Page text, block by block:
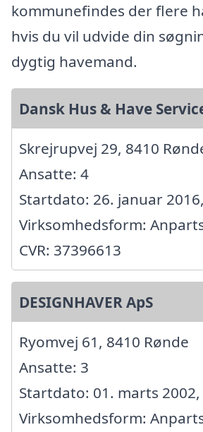
kommunefindes der flere
hvis du vil udvide din
dygtig havemand.
Dansk Hus & Have
Skrejrupvej 29, 8410
Ansatte: 4
Startdato: 26. januar 2016,
Virksomhedsform:
CVR: 37396613
DESIGNHAVER ApS
Ryomvej 61, 8410 Rønde
Ansatte: 3
Startdato: 01. marts 2002,
Virksomhedsform: